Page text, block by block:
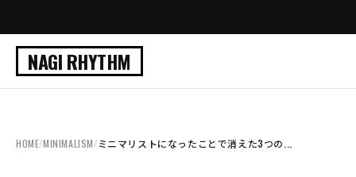
NAGI RHYTHM
HOME/MINIMALISM/ミニマリストになったことで消えた3つの...